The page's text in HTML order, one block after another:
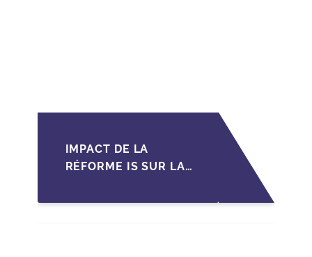
IMPACT DE LA
RÉFORME IS SUR LA
PME FAMILIALES AU